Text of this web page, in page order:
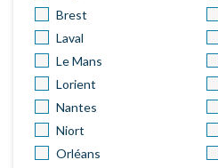
Brest
Laval
Le Mans
Lorient
Nantes
Niort
Orléans